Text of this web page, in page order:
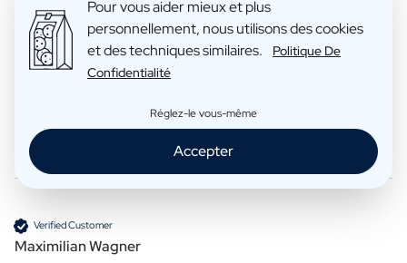
Golden Tin JDS
Zeer handig te creëren, zeer leuk om te geven! Ook handig dat je
Verified Customer
Maximilian Wagner
Pour vous aider mieux et plus
personnellement, nous utilisons des cookies
et des techniques similaires.
Politique De
Confidentialité
Réglez-le vous-même
Accepter